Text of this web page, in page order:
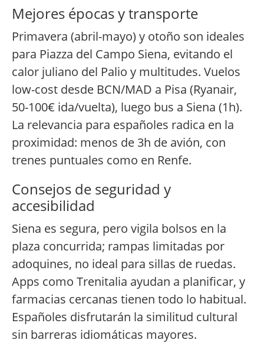
Mejores épocas y transporte
Primavera (abril-mayo) y otoño son ideales
para Piazza del Campo Siena, evitando el
calor juliano del Palio y multitudes. Vuelos
low-cost desde BCN/MAD a Pisa (Ryanair,
50-100€ ida/vuelta), luego bus a Siena (1h).
La relevancia para españoles radica en la
proximidad: menos de 3h de avión, con
trenes puntuales como en Renfe.
Consejos de seguridad y
accesibilidad
Siena es segura, pero vigila bolsos en la
plaza concurrida; rampas limitadas por
adoquines, no ideal para sillas de ruedas.
Apps como Trenitalia ayudan a planificar, y
farmacias cercanas tienen todo lo habitual.
Españoles disfrutarán la similitud cultural
sin barreras idiomáticas mayores.